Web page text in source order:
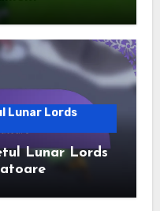
Lunar Lords
Lunar Lords